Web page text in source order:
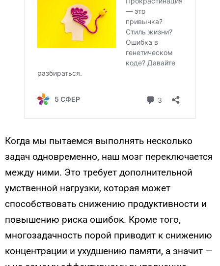
Когда мы пытаемся выполнять несколько
задач одновременно, наш мозг переключается
между ними. Это требует дополнительной
умственной нагрузки, которая может
способствовать снижению продуктивности и
повышению риска ошибок. Кроме того,
многозадачность порой приводит к снижению
концентрации и ухудшению памяти, а значит —